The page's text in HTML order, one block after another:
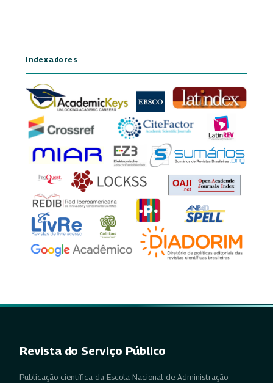
Indexadores
Revista do Serviço Público
Publicação científica da Escola Nacional de Administração